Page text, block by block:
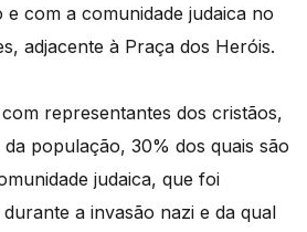
com a comunidade judaica no
adjacente à Praça dos Heróis.
representantes dos cristãos,
população, 30% dos quais são
judaica, que foi
a invasão nazi e da qual